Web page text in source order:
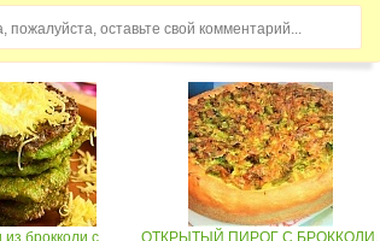
пожалуйста, оставьте свой комментарий...
брокколи с
ОТКРЫТЫЙ ПИРОГ С БРОККОЛИ,